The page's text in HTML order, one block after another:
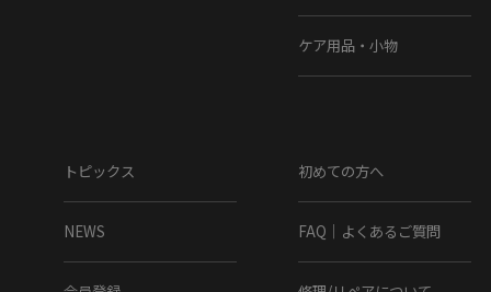
ケア用品・小物
トピックス
NEWS
初めての方へ
FAQ｜よくあるご質問